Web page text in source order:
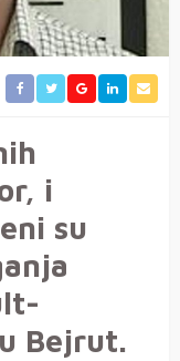
i
su
Bejrut.